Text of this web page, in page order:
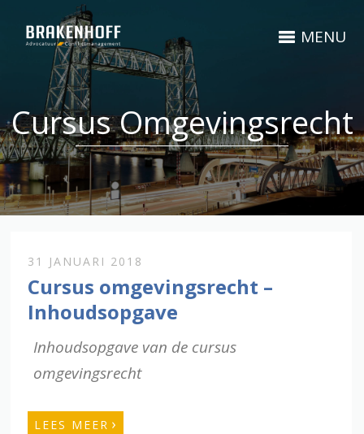
MENU
Cursus Omgevingsrecht
31 JANUARI 2018
Cursus omgevingsrecht –
Inhoudsopgave
Inhoudsopgave van de cursus
omgevingsrecht
LEES MEER ›